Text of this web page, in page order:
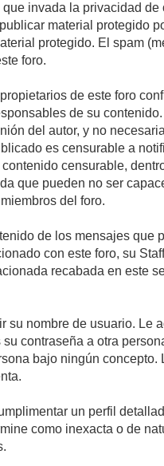
invada la privacidad
material protegido
protegido. El spam
foro.
de este foro
de su
del autor, y no
es censurable a
censurable,
que pueden no ser
del foro.
de los mensajes
con este foro, su
recabada en este
nombre de usuario.
contraseña a otra
bajo ningún
un perfil
como inexacta o de